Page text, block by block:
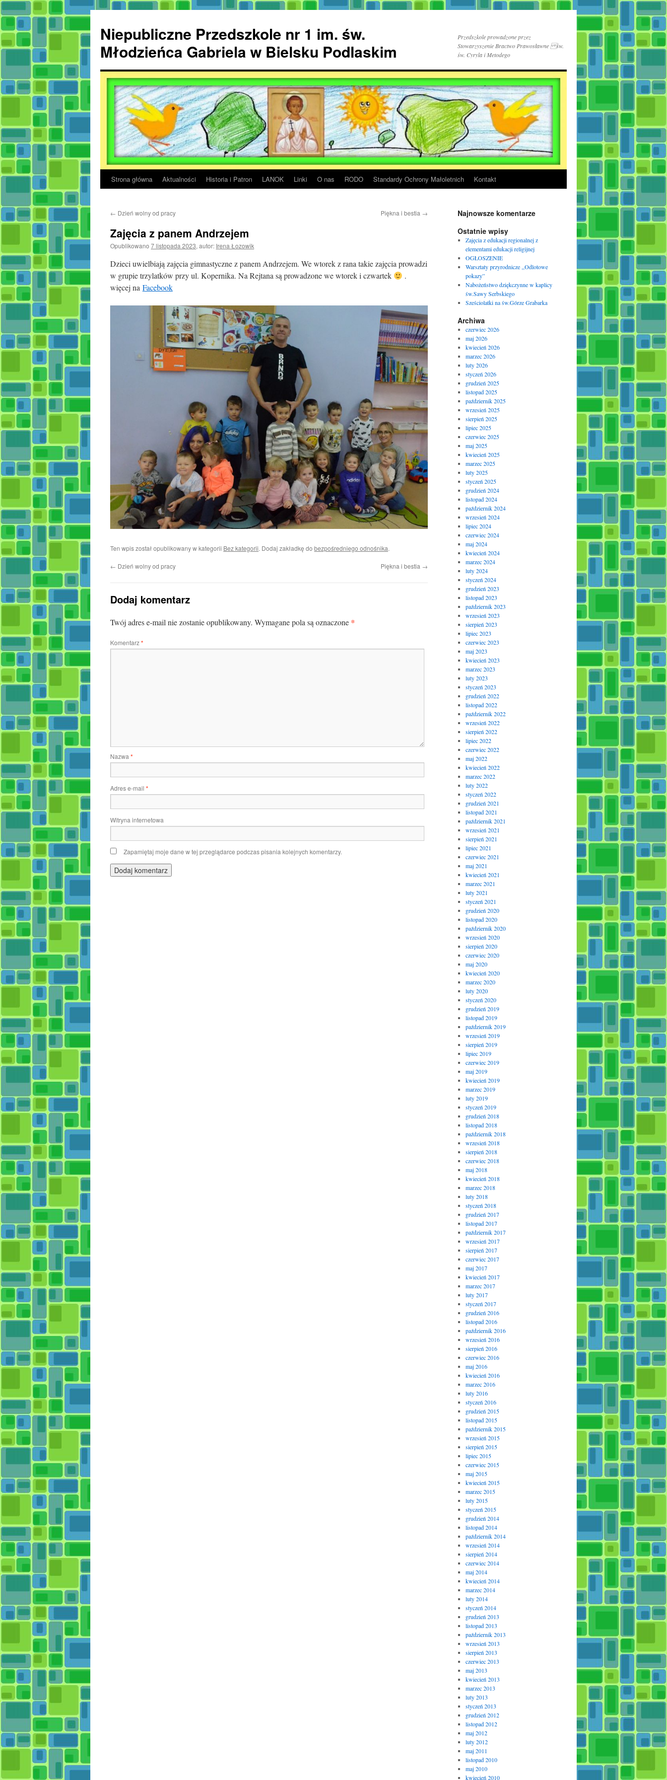
treści
Niepubliczne Przedszkole nr 1 im. św.
Młodzieńca Gabriela w Bielsku Podlaskim
Przedszkole prowadzone przez
Stowarzyszenie Bractwo Prawosławne św.
św. Cyryla i Metodego
Strona główna Aktualności Historia i Patron LANOK Linki O nas RODO Standardy Ochrony Małoletnich Kontakt
← Dzień wolny od pracy Piękna i bestia →
Zajęcia z panem Andrzejem
Opublikowano 7 listopada 2023, autor: Irena Łozowik
Dzieci uwielbiają zajęcia gimnastyczne z panem Andrzejem. We wtorek z rana takie zajęcia prowadzi
w grupie trzylatków przy ul. Kopernika. Na Rejtana są prowadzone we wtorek i czwartek
.
więcej na Facebook
Ten wpis został opublikowany w kategorii Bez kategorii. Dodaj zakładkę do bezpośredniego odnośnika.
← Dzień wolny od pracy Piękna i bestia →
Dodaj komentarz
Twój adres e-mail nie zostanie opublikowany. Wymagane pola są oznaczone *
Komentarz*
Nazwa *
Adres e-mail *
Witryna internetowa
Zapamiętaj moje dane w tej przeglądarce podczas pisania kolejnych komentarzy.
Najnowsze komentarze
Ostatnie wpisy
Zajęcia z edukacji regionalnej z
elementami edukacji religijnej
OGŁOSZENIE
Warsztaty przyrodnicze ,,Odlotowe
pokazy”
Nabożeństwo dziękczynne w kaplicy
św.Sawy Serbskiego
Sześciolatki na św.Górze Grabarka
Archiwa
czerwiec 2026
maj 2026
kwiecień 2026
marzec 2026
luty 2026
styczeń 2026
grudzień 2025
listopad 2025
październik 2025
wrzesień 2025
sierpień 2025
lipiec 2025
czerwiec 2025
maj 2025
kwiecień 2025
marzec 2025
luty 2025
styczeń 2025
grudzień 2024
listopad 2024
październik 2024
wrzesień 2024
lipiec 2024
czerwiec 2024
maj 2024
kwiecień 2024
marzec 2024
luty 2024
styczeń 2024
grudzień 2023
listopad 2023
październik 2023
wrzesień 2023
sierpień 2023
lipiec 2023
czerwiec 2023
maj 2023
kwiecień 2023
marzec 2023
luty 2023
styczeń 2023
grudzień 2022
listopad 2022
październik 2022
wrzesień 2022
sierpień 2022
lipiec 2022
czerwiec 2022
maj 2022
kwiecień 2022
marzec 2022
luty 2022
styczeń 2022
grudzień 2021
listopad 2021
październik 2021
wrzesień 2021
sierpień 2021
lipiec 2021
czerwiec 2021
maj 2021
kwiecień 2021
marzec 2021
luty 2021
styczeń 2021
grudzień 2020
listopad 2020
październik 2020
wrzesień 2020
sierpień 2020
czerwiec 2020
maj 2020
kwiecień 2020
marzec 2020
luty 2020
styczeń 2020
grudzień 2019
listopad 2019
październik 2019
wrzesień 2019
sierpień 2019
lipiec 2019
czerwiec 2019
maj 2019
kwiecień 2019
marzec 2019
luty 2019
styczeń 2019
grudzień 2018
listopad 2018
październik 2018
wrzesień 2018
sierpień 2018
czerwiec 2018
maj 2018
kwiecień 2018
marzec 2018
luty 2018
styczeń 2018
grudzień 2017
listopad 2017
październik 2017
wrzesień 2017
sierpień 2017
czerwiec 2017
maj 2017
kwiecień 2017
marzec 2017
luty 2017
styczeń 2017
grudzień 2016
listopad 2016
październik 2016
wrzesień 2016
sierpień 2016
czerwiec 2016
maj 2016
kwiecień 2016
marzec 2016
luty 2016
styczeń 2016
grudzień 2015
listopad 2015
październik 2015
wrzesień 2015
sierpień 2015
lipiec 2015
czerwiec 2015
maj 2015
kwiecień 2015
marzec 2015
luty 2015
styczeń 2015
grudzień 2014
listopad 2014
październik 2014
wrzesień 2014
sierpień 2014
czerwiec 2014
maj 2014
kwiecień 2014
marzec 2014
luty 2014
styczeń 2014
grudzień 2013
listopad 2013
październik 2013
wrzesień 2013
sierpień 2013
czerwiec 2013
maj 2013
kwiecień 2013
marzec 2013
luty 2013
styczeń 2013
grudzień 2012
listopad 2012
maj 2012
luty 2012
maj 2011
listopad 2010
maj 2010
kwiecień 2010